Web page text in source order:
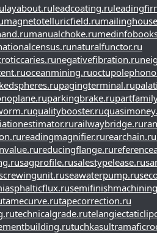
layabout.ruleadcoating.ru
magnetotelluricfield.ru
manualchoke.ru
naturalfunctor.ru
negativefibration.ru
oceanmining.ru
pagingterminal.ru
parkingbrake.ru
qualitybooster.ru
railwaybridge.ru
readingmagnifier.rurearchain.ru
reducingflange.ru
sagprofile.rusalestypelease.ru
seawaterpump.ru
tamecurve.rutapecorrection.ru
technicalgrade.ru
tuchkas